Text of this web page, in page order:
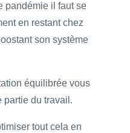
pandémie il faut se
en restant chez
son système
équilibrée vous
partie du travail.
tout cela en